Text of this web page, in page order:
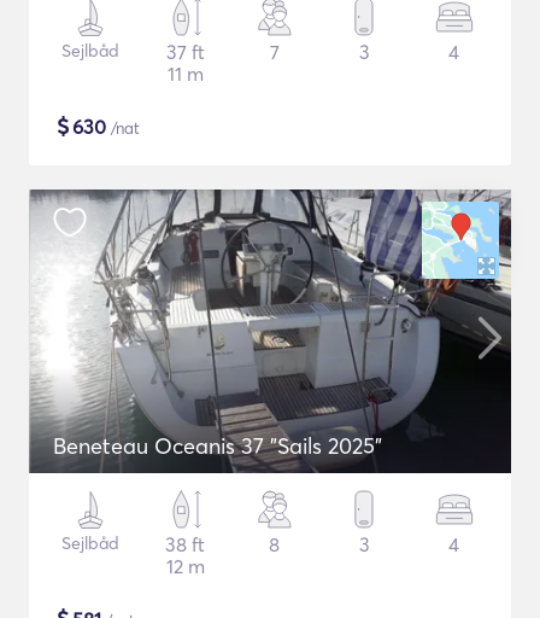
Sejlbåd
37 ft
11 m
7 3 4
$630 /nat
Beneteau Oceanis 37 "Sails 2025"
Sejlbåd
38 ft
12 m
8 3 4